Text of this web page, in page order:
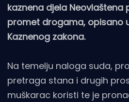
kaznena djela Neovlaštena
promet drogama, opisano u
Kaznenog zakona.
Na temelju naloga suda,
pretraga stana i drugih
muškarac koristi te je